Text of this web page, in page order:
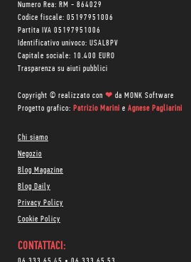
Numero Rea: RM - 864029
Codice fiscale: 05197951006
Partita IVA 05197951006
Identificativo univoco: USAL8PV
Capitale sociale: 10.400 EURO
Trasparenza su aiuti pubblici
Copyright © realizzato con ❤ da MONK Software
Progetto grafico: Patrizio Marini e Agnese Pagliarini
Chi siamo
Negozio
Blog Magazine
Blog Daily
Privacy Policy
Cookie Policy
CONTATTACI: